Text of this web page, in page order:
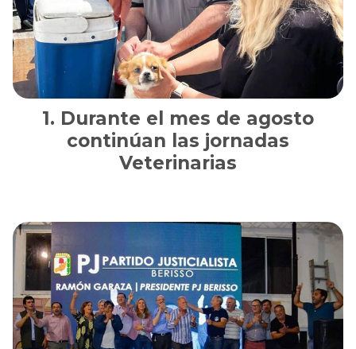
Durante el mes de agosto
continúan las jornadas
Veterinarias